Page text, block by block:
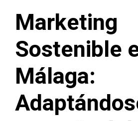
Marketing
Sostenible
Málaga: